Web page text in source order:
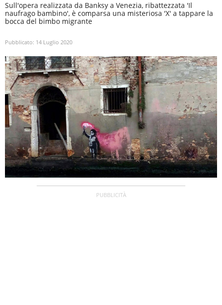
Sull'opera realizzata da Banksy a Venezia, ribattezzata 'Il
naufrago bambino', è comparsa una misteriosa 'X' a tappare la
bocca del bimbo migrante
Pubblicato: 14 Luglio 2020